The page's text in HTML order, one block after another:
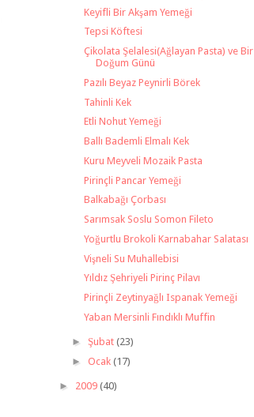
Keyifli Bir Akşam Yemeği
Tepsi Köftesi
Çikolata Şelalesi(Ağlayan Pasta) ve Bir
Doğum Günü
Pazılı Beyaz Peynirli Börek
Tahinli Kek
Etli Nohut Yemeği
Ballı Bademli Elmalı Kek
Kuru Meyveli Mozaik Pasta
Pirinçli Pancar Yemeği
Balkabağı Çorbası
Sarımsak Soslu Somon Fileto
Yoğurtlu Brokoli Karnabahar Salatası
Vişneli Su Muhallebisi
Yıldız Şehriyeli Pirinç Pilavı
Pirinçli Zeytinyağlı Ispanak Yemeği
Yaban Mersinli Fındıklı Muffin
► Şubat (23)
► Ocak (17)
► 2009 (40)